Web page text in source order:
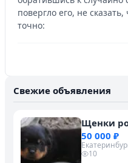
Войти
повергло его, не
точно:
Свежие объявления
Щенки
50 000 ₽
10